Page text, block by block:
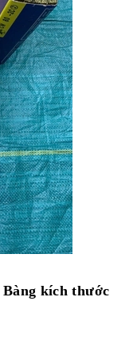
kích thước